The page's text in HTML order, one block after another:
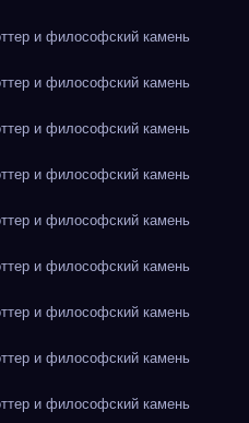
и философский камень
и философский камень
и философский камень
и философский камень
и философский камень
и философский камень
и философский камень
и философский камень
и философский камень